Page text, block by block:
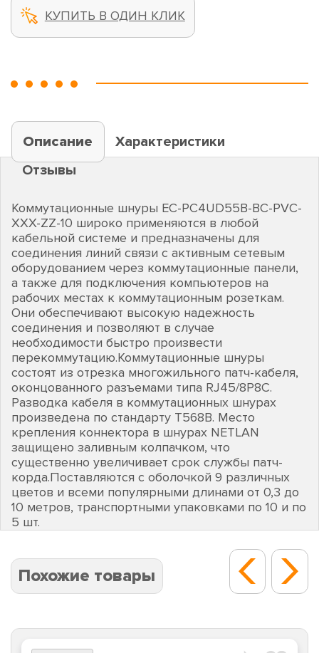
КУПИТЬ В ОДИН КЛИК
Описание
Характеристики
Отзывы
Коммутационные шнуры EC-PC4UD55B-BC-PVC-
XXX-ZZ-10 широко применяются в любой
кабельной системе и предназначены для
соединения линий связи с активным сетевым
оборудованием через коммутационные панели,
а также для подключения компьютеров на
рабочих местах к коммутационным розеткам.
Они обеспечивают высокую надежность
соединения и позволяют в случае
необходимости быстро произвести
перекоммутацию.Коммутационные шнуры
состоят из отрезка многожильного патч-кабеля,
оконцованного разъемами типа RJ45/8P8C.
Разводка кабеля в коммутационных шнурах
произведена по стандарту T568B. Место
крепления коннектора в шнурах NETLAN
защищено заливным колпачком, что
существенно увеличивает срок службы патч-
корда.Поставляются с оболочкой 9 различных
цветов и всеми популярными длинами от 0,3 до
10 метров, транспортными упаковками по 10 и по
5 шт.
Похожие товары